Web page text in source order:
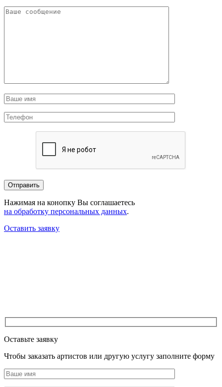
Нажимая на конопку Вы соглашаетесь
на обработку персональных данных.
Оставить заявку
Оставьте заявку
Чтобы заказать артистов или другую услугу заполните форму